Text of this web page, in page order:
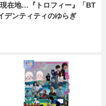
現在地…『トロフィー』「BT
デンティティのゆらぎ